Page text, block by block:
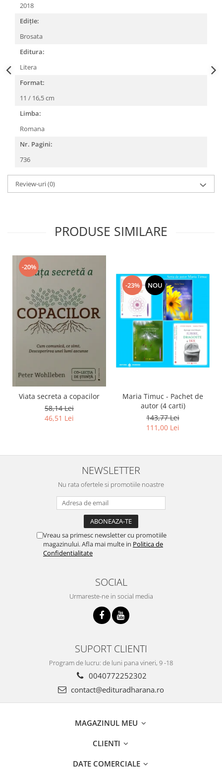
2018
EdițIe:
Brosata
Editura:
Litera
Format:
11 / 16,5 cm
Limba:
Romana
Nr. Pagini:
736
Review-uri(0)
PRODUSE SIMILARE
-20%
Viata secreta a copacilor
58,14 Lei
46,51 Lei
-23% NOU
Maria Timuc - Pachet de
autor (4 carti)
143,77 Lei
111,00 Lei
NEWSLETTER
Nu rata ofertele si promotiile noastre
Vreau sa primesc newsletter cu promotiile
magazinului. Afla mai multe in Politica de
Confidentialitate
SOCIAL
Urmareste-ne in social media
SUPORT CLIENTI
Program de lucru: de luni pana vineri, 9 -18
0040772252302
contact@edituradharana.ro
MAGAZINUL MEU
CLIENTI
DATE COMERCIALE